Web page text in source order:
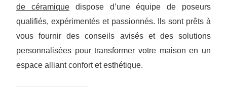
de céramiquedispose d’une équipe de poseurs
qualifiés, expérimentés et passionnés. Ils sont prêts à
vous fournir des conseils avisés et des solutions
personnalisées pour transformer votre maison en un
espace alliant confort et esthétique.